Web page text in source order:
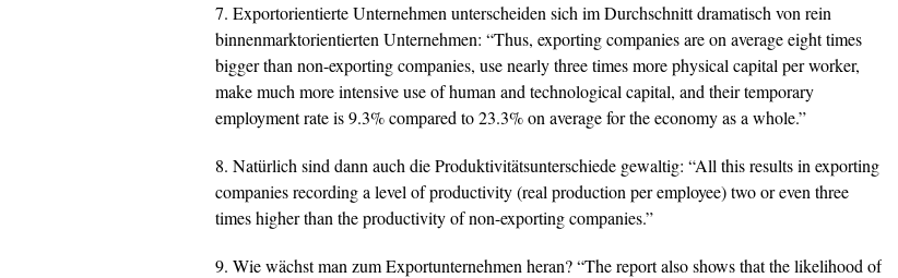
7. Exportorientierte Unternehmen unterscheiden sich im Durchschnitt dramatisch von rein
binnenmarktorientierten Unternehmen: “Thus, exporting companies are on average eight times
bigger than non-exporting companies, use nearly three times more physical capital per worker,
make much more intensive use of human and technological capital, and their temporary
employment rate is 9.3% compared to 23.3% on average for the economy as a whole.”
8. Natürlich sind dann auch die Produktivitätsunterschiede gewaltig: “All this results in exporting
companies recording a level of productivity (real production per employee) two or even three
times higher than the productivity of non-exporting companies.”
9. Wie wächst man zum Exportunternehmen heran?“The report also shows that the likelihood of